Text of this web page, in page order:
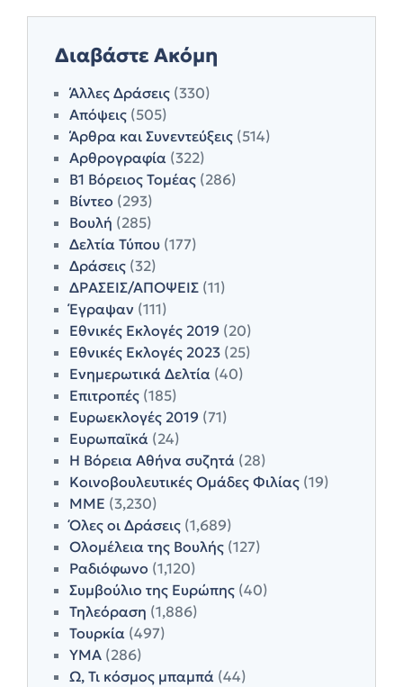
Διαβάστε Ακόμη
Άλλες Δράσεις (330)
Απόψεις (505)
Άρθρα και Συνεντεύξεις (514)
Αρθρογραφία (322)
Β1 Βόρειος Τομέας (286)
Βίντεο (293)
Βουλή (285)
Δελτία Τύπου (177)
Δράσεις (32)
ΔΡΑΣΕΙΣ/ΑΠΟΨΕΙΣ (11)
Έγραψαν (111)
Εθνικές Εκλογές 2019 (20)
Εθνικές Εκλογές 2023 (25)
Ενημερωτικά Δελτία (40)
Επιτροπές (185)
Ευρωεκλογές 2019 (71)
Ευρωπαϊκά (24)
Η Βόρεια Αθήνα συζητά (28)
Κοινοβουλευτικές Ομάδες Φιλίας (19)
ΜΜΕ (3,230)
Όλες οι Δράσεις (1,689)
Ολομέλεια της Βουλής (127)
Ραδιόφωνο (1,120)
Συμβούλιο της Ευρώπης (40)
Τηλεόραση (1,886)
Τουρκία (497)
ΥΜΑ (286)
Ω, Τι κόσμος μπαμπά (44)